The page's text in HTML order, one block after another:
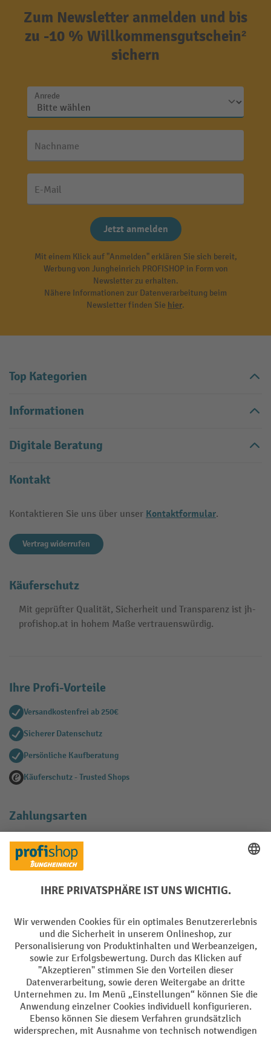
Zum Newsletter anmelden und bis
zu -10 % Willkommensgutschein²
sichern
Anrede
Nachname
E-Mail
Jetzt anmelden
Mit einem Klick auf "Anmelden" erklären Sie sich bereit,
Werbung von Jungheinrich PROFISHOP in Form von
Newsletter zu erhalten.
Nähere Informationen zur Datenverarbeitung beim
Newsletter finden Sie hier.
Top Kategorien
Informationen
Digitale Beratung
Kontakt
Kontaktieren Sie uns über unser Kontaktformular.
Vertrag widerrufen
Käuferschutz
Mit geprüfter Qualität, Sicherheit und Transparenz ist jh-
profishop.at in hohem Maße vertrauenswürdig.
Ihre Profi-Vorteile
Versandkostenfrei ab 250€
Sicherer Datenschutz
Persönliche Kaufberatung
Käuferschutz - Trusted Shops
Zahlungsarten
Creditcard (Master)
Facebook
YouTube
LinkedIn
Instagram
AGB Impressum Datenschutz
Barrierefreiheit Privacy Settings